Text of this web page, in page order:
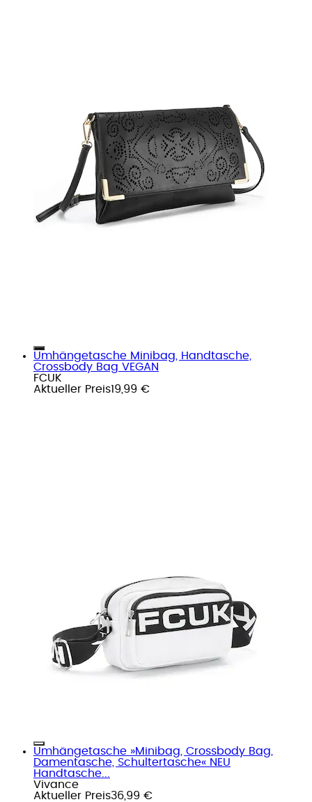
Umhängetasche Minibag, Handtasche,
Crossbody Bag VEGAN
FCUK
Aktueller Preis19,99 €
Umhängetasche »Minibag, Crossbody Bag,
Damentasche, Schultertasche« NEU
Handtasche...
Vivance
Aktueller Preis36,99 €